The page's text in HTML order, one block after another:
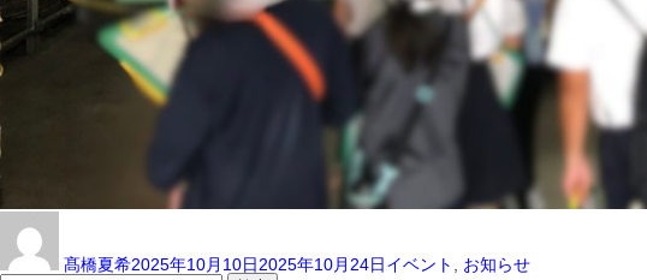
者
髙橋夏希2025年10月10日2025年10月24日リ
イベント お知らせ